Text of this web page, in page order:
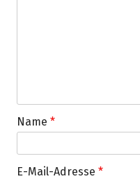
Name *
E-Mail-Adresse *